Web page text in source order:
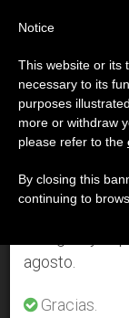
DÍA
ÚLTIMAS
Confesiones de
Aviso
Del 27 de
anual,
se generan
agosto.
Gracias.
Notice
This website or its
necessary to its
purposes
more or withdraw
please refer to the
By closing this
continuing to